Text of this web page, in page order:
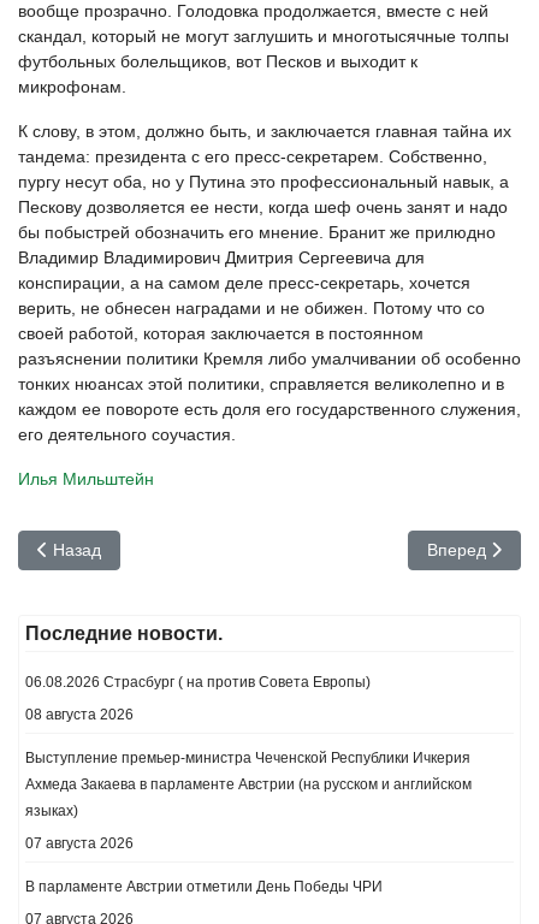
вообще прозрачно. Голодовка продолжается, вместе с ней
скандал, который не могут заглушить и многотысячные толпы
футбольных болельщиков, вот Песков и выходит к
микрофонам.
К слову, в этом, должно быть, и заключается главная тайна их
тандема: президента с его пресс-секретарем. Собственно,
пургу несут оба, но у Путина это профессиональный навык, а
Пескову дозволяется ее нести, когда шеф очень занят и надо
бы побыстрей обозначить его мнение. Бранит же прилюдно
Владимир Владимирович Дмитрия Сергеевича для
конспирации, а на самом деле пресс-секретарь, хочется
верить, не обнесен наградами и не обижен. Потому что со
своей работой, которая заключается в постоянном
разъяснении политики Кремля либо умалчивании об особенно
тонких нюансах этой политики, справляется великолепно и в
каждом ее повороте есть доля его государственного служения,
его деятельного соучастия.
Илья Мильштейн
Предыдущий: Встречный вальс
Назад Следующий:
Вперед
Последние новости.
06.08.2026 Страсбург ( на против Совета Европы)
08 августа 2026
Выступление премьер-министра Чеченской Республики Ичкерия
Ахмеда Закаева в парламенте Австрии (на русском и английском
языках)
07 августа 2026
В парламенте Австрии отметили День Победы ЧРИ
07 августа 2026